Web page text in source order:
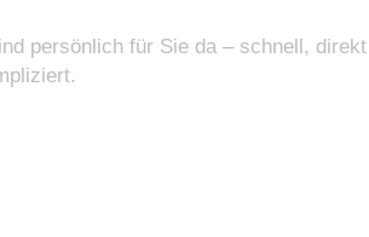
persönlich für Sie da – schnell, direkt